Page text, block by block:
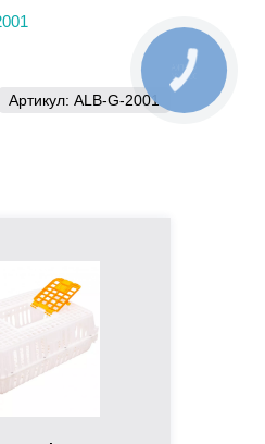
Артикул: ALB-G-2001